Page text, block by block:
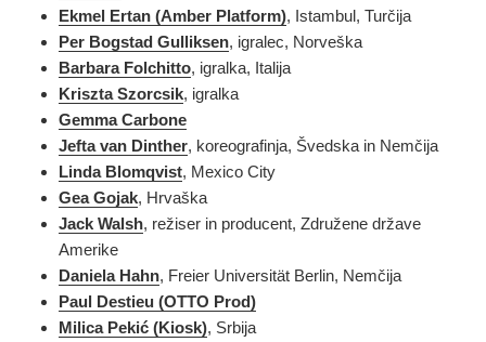
Ekmel Ertan (Amber Platform), Istambul, Turčija
Per Bogstad Gulliksen, igralec, Norveška
Barbara Folchitto, igralka, Italija
Kriszta Szorcsik, igralka
Gemma Carbone
Jefta van Dinther, koreografinja, Švedska in Nemčija
Linda Blomqvist, Mexico City
Gea Gojak, Hrvaška
Jack Walsh, režiser in producent, Združene države
Amerike
Daniela Hahn, Freier Universität Berlin, Nemčija
Paul Destieu (OTTO Prod)
Milica Pekić (Kiosk), Srbija